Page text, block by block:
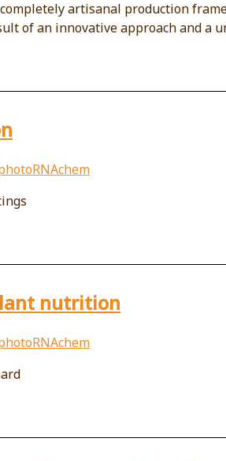
artisanal production
of an innovative approach and a
nutrition